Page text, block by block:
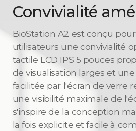
Convivialité
BioStation A2 est conçu
utilisateurs une convivialité
tactile LCD IPS 5 pouces
de visualisation larges et
facilitée par l'écran de verre
une visibilité maximale de
s'inspire de la conception
la fois explicite et facile à